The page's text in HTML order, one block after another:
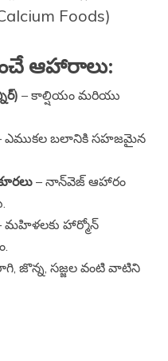
Foods)
ఆహారాలు:
– కాల్షియం మరియు
ఎముకల బలానికి సహజమైన
– నాన్‌వెజ్ ఆహారం
మహిళలకు హార్మోన్
జొన్న, సజ్జల వంటి వాటిని